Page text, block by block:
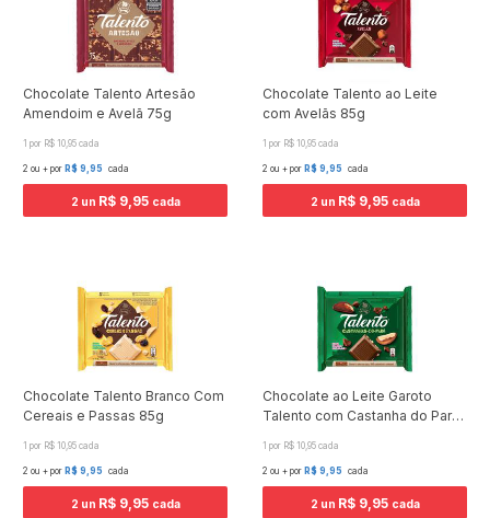
Chocolate Talento Artesão
Amendoim e Avelã 75g
1 por R$ 10,95 cada
2 ou + por R$ 9,95 cada
2 un R$ 9,95 cada
Chocolate Talento ao Leite
com Avelãs 85g
1 por R$ 10,95 cada
2 ou + por R$ 9,95 cada
2 un R$ 9,95 cada
Chocolate Talento Branco Com
Cereais e Passas 85g
1 por R$ 10,95 cada
2 ou + por R$ 9,95 cada
2 un R$ 9,95 cada
Chocolate ao Leite Garoto
Talento com Castanha do Pará
1 por R$ 10,95 cada
2 ou + por R$ 9,95 cada
2 un R$ 9,95 cada